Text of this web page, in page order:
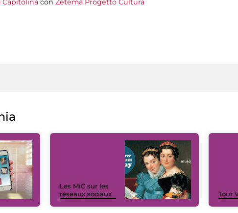
Capitolina con Zètema Progetto Cultura
Les MiC sur les
réseaux sociaux
Tour